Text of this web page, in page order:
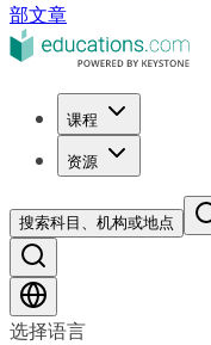
部文章
课程
资源
搜索科目、机构或地点
选择语言